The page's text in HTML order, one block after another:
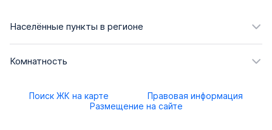
Населённые пункты в регионе
Комнатность
Поиск ЖК на карте
Правовая информация
Размещение на сайте